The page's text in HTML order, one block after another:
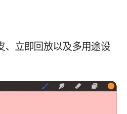
、立即回放以及多用途设